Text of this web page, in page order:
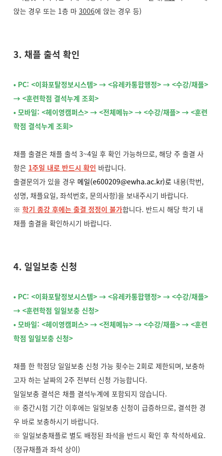
앉는 경우 또는 1층 마 3006에 앉는 경우 등)
3. 채플 출석 확인
• PC: <이화포탈정보시스템> → <유레카통합행정> → <수강/채플>
→ <훈련학점 결석누계 조회>
• 모바일: <헤이영캠퍼스> → <전체메뉴> → <수강/채플> → <훈련
학점 결석누계 조회>
채플 출결은 채플 출석 3~4일 후 확인 가능하므로, 해당 주 출결 사
항은 1주일 내로 반드시 확인 바랍니다.
출결문의가 있을 경우 메일(e600209@ewha.ac.kr)로 내용(학번,
성명, 채플요일, 좌석번호, 문의사항)을 보내주시기 바랍니다.
※ 학기 종강 후에는 출결 정정이 불가합니다. 반드시 해당 학기 내
채플 출결을 확인하시기 바랍니다.
4. 일일보충 신청
• PC: <이화포탈정보시스템> → <유레카통합행정> → <수강/채플>
→ <훈련학점 일일보충 신청>
• 모바일: <헤이영캠퍼스> → <전체메뉴> → <수강/채플> → <훈련
학점 일일보충 신청>
채플 한 학점당 일일보충 신청 가능 횟수는 2회로 제한되며, 보충하
고자 하는 날짜의 2주 전부터 신청 가능합니다.
일일보충 결석은 채플 결석누계에 포함되지 않습니다.
※ 중간시험 기간 이후에는 일일보충 신청이 급증하므로, 결석한 경
우 바로 보충하시기 바랍니다.
※ 일일보충채플로 별도 배정된 좌석을 반드시 확인 후 착석하세요.
(정규채플과 좌석 상이)